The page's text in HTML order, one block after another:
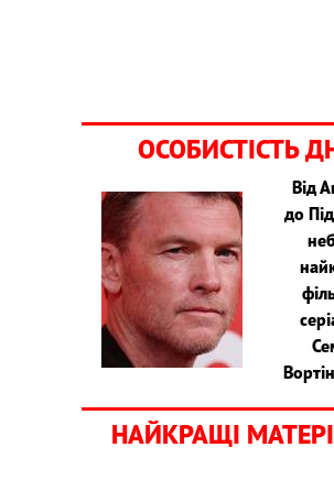
ОСОБИСТІСТЬ
Від
до
НАЙКРАЩІ